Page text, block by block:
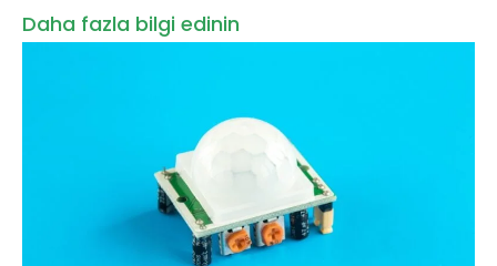
Daha fazla bilgi edinin